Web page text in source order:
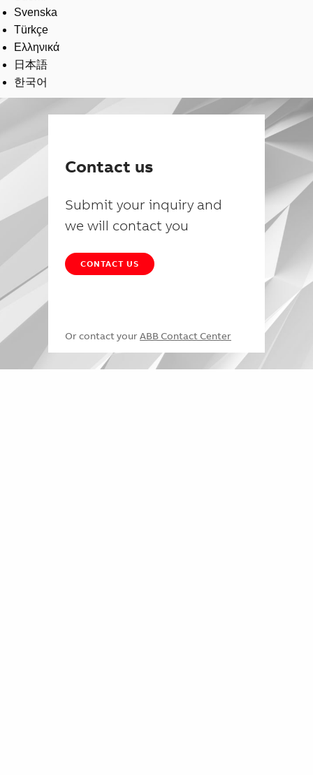
Svenska
Türkçe
Ελληνικά
日本語
한국어
Contact us
Submit your inquiry and
we will contact you
CONTACT US
Or contact your ABB Contact Center